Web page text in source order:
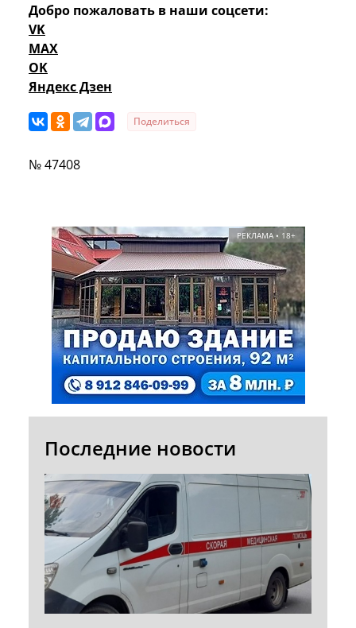
Добро пожаловать в наши соцсети:
VK
MAX
OK
Яндекс Дзен
Поделиться
№ 47408
РЕКЛАМА • 18+
Последние новости